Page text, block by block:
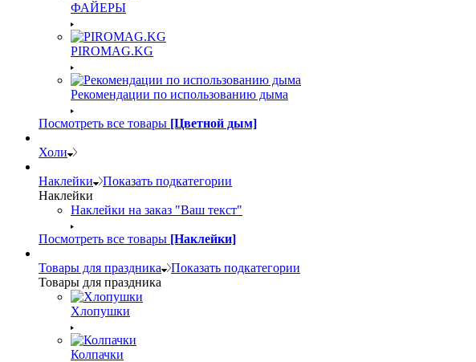
ФАЙЕРЫ
PIROMAG.KG
Рекомендации по использованию дыма
Посмотреть все товары [Цветной дым]
Холи
Наклейки
Показать подкатегории
Наклейки
Наклейки на заказ "Ваш текст"
Посмотреть все товары [Наклейки]
Товары для праздника
Показать подкатегории
Товары для праздника
Хлопушки
Колпачки